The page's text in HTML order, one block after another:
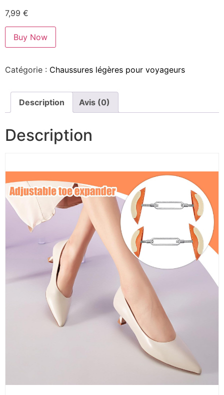
7,99 €
Buy Now
Catégorie : Chaussures légères pour voyageurs
Description Avis (0)
Description